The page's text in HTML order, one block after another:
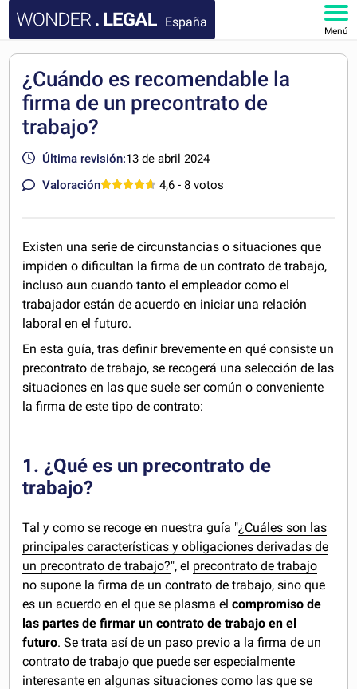
España
Menú
DOCUMENTOS
MI CUENTA
¿Cuándo es recomendable la
firma de un precontrato de
trabajo?
Última revisión:13 de abril 2024
Valoración
4,6 - 8 votos
Existen una serie de circunstancias o situaciones que
impiden o dificultan la firma de un contrato de trabajo,
incluso aun cuando tanto el empleador como el
trabajador están de acuerdo en iniciar una relación
laboral en el futuro.
En esta guía, tras definir brevemente en qué consiste un
precontrato de trabajo, se recogerá una selección de las
situaciones en las que suele ser común o conveniente
la firma de este tipo de contrato:
1. ¿Qué es un precontrato de
trabajo?
Tal y como se recoge en nuestra guía "¿Cuáles son las
principales características y obligaciones derivadas de
un precontrato de trabajo?", el precontrato de trabajo
no supone la firma de uncontrato de trabajo, sino que
es un acuerdo en el que se plasma elcompromiso de
las partes de firmar un contrato de trabajo en el
futuro. Se trata así de un paso previo a la firma de un
contrato de trabajo que puede ser especialmente
interesante en algunas situaciones como las que se